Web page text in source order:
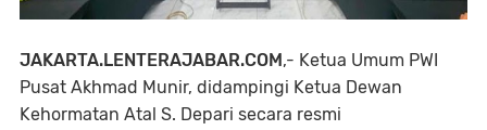
JAKARTA.LENTERAJABAR.COM ,- Ketua Umum PWI
Pusat Akhmad Munir, didampingi Ketua Dewan
Kehormatan Atal S. Depari secara resmi